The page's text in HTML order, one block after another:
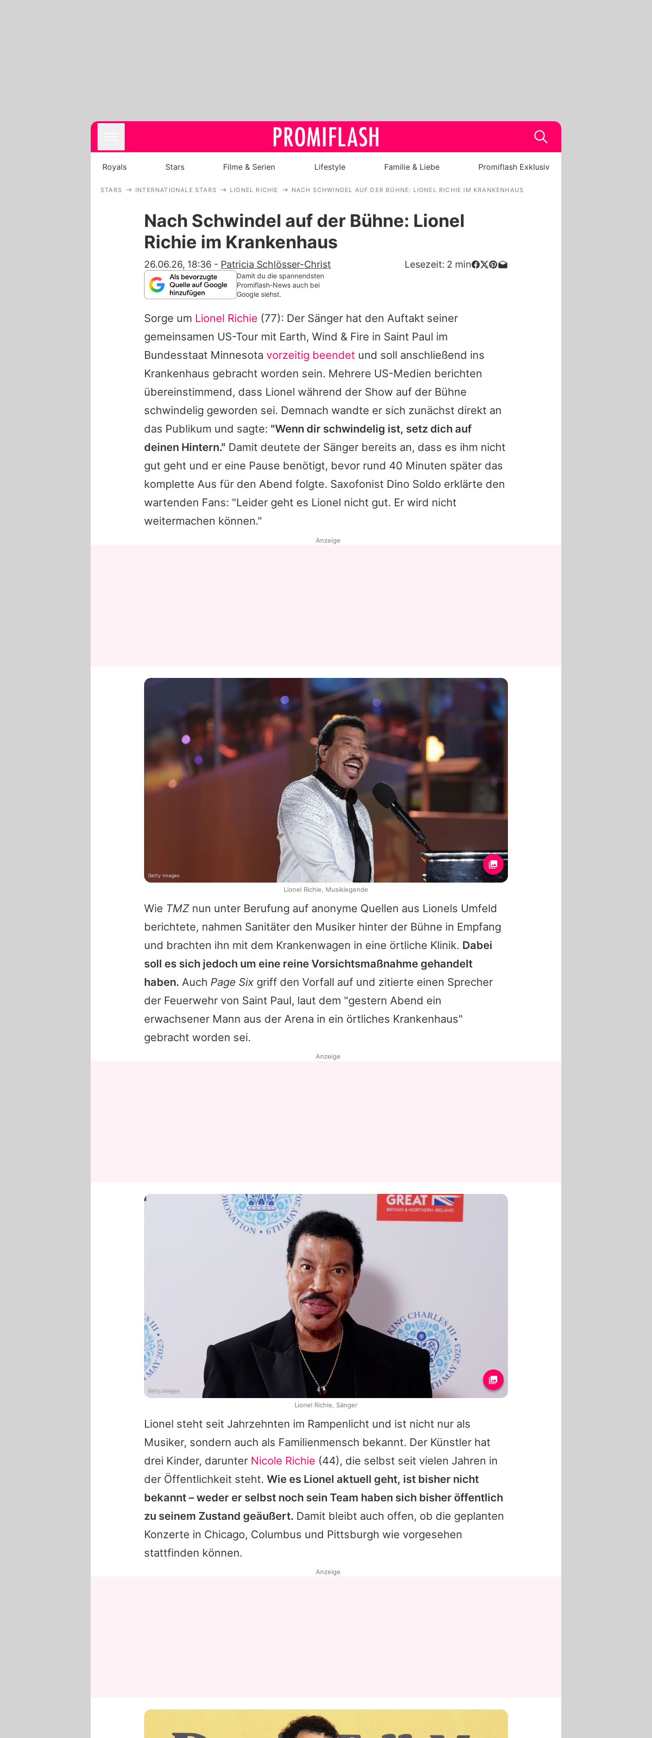
Royals
Stars
Filme & Serien
Familie & Liebe
Alle Themen auf Promiflash
App runterladen
Team
Redaktionelle Richtlinien
Impressum
Datenschutzerklärung
Nutzungsbedingungen
Utiq verwalten
Royals Stars Filme & Serien Lifestyle Familie & Liebe Promiflash Exklusiv
STARS INTERNATIONALE STARS LIONEL RICHIE NACH SCHWINDEL AUF DER BÜHNE: LIONEL RICHIE IM KRANKENHAUS
Nach Schwindel auf der Bühne: Lionel
Richie im Krankenhaus
26.06.26, 18:36 - Patricia Schlösser-Christ Lesezeit: 2 min
Damit du die spannendsten
Promiflash-News auch bei
Google siehst.
Sorge um Lionel Richie (77): Der Sänger hat den Auftakt seiner
gemeinsamen US-Tour mit Earth, Wind & Fire in Saint Paul im
Bundesstaat Minnesota vorzeitig beendet und soll anschließend ins
Krankenhaus gebracht worden sein. Mehrere US-Medien berichten
übereinstimmend, dass Lionel während der Show auf der Bühne
schwindelig geworden sei. Demnach wandte er sich zunächst direkt an
das Publikum und sagte: "Wenn dir schwindelig ist, setz dich auf
deinen Hintern." Damit deutete der Sänger bereits an, dass es ihm nicht
gut geht und er eine Pause benötigt, bevor rund 40 Minuten später das
komplette Aus für den Abend folgte. Saxofonist Dino Soldo erklärte den
wartenden Fans: "Leider geht es Lionel nicht gut. Er wird nicht
weitermachen können."
Wie TMZ nun unter Berufung auf anonyme Quellen aus Lionels Umfeld
berichtete, nahmen Sanitäter den Musiker hinter der Bühne in Empfang
und brachten ihn mit dem Krankenwagen in eine örtliche Klinik. Dabei
soll es sich jedoch um eine reine Vorsichtsmaßnahme gehandelt
haben. Auch Page Six griff den Vorfall auf und zitierte einen Sprecher
der Feuerwehr von Saint Paul, laut dem "gestern Abend ein
erwachsener Mann aus der Arena in ein örtliches Krankenhaus"
gebracht worden sei.
Lionel steht seit Jahrzehnten im Rampenlicht und ist nicht nur als
Musiker, sondern auch als Familienmensch bekannt. Der Künstler hat
drei Kinder, darunter Nicole Richie (44), die selbst seit vielen Jahren in
der Öffentlichkeit steht. Wie es Lionel aktuell geht, ist bisher nicht
bekannt – weder er selbst noch sein Team haben sich bisher öffentlich
zu seinem Zustand geäußert. Damit bleibt auch offen, ob die geplanten
Konzerte in Chicago, Columbus und Pittsburgh wie vorgesehen
stattfinden können.
Anzeige
Getty Images
Lionel Richie, Musiklegende
Anzeige
Getty Images
Lionel Richie, Sänger
Anzeige